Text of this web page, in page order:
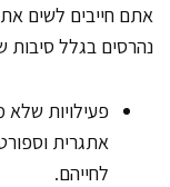
אתם חייבים לשים
נהרסים בגלל סיבות
פעילויות
אתגרית
לחייהם.